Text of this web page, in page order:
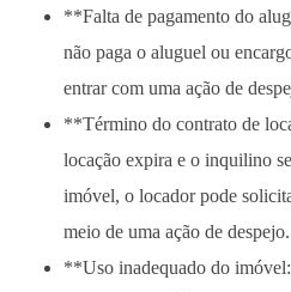
**Falta de pagamento do
não paga o aluguel ou
entrar com uma ação de
**Término do contrato de
locação expira e o inquilino
imóvel, o locador pode
meio de uma ação de despejo.
**Uso inadequado do